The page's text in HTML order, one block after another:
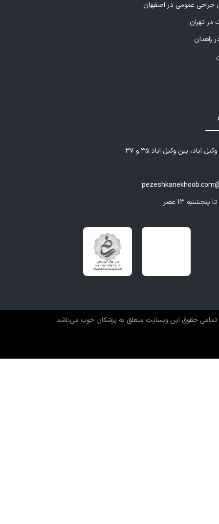
عمومی در اصفهان
در تهران
زاهدان
آباد، بین وکیل آباد ۳۵ و ۳۷
تمامی حقوق این وبسایت متعلق به پزشکان خوب می‌باشد